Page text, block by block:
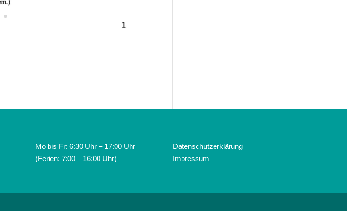
Mo bis Fr: 6:30 Uhr – 17:00 Uhr
(Ferien: 7:00 – 16:00 Uhr)
Datenschutzerklärung
Impressum